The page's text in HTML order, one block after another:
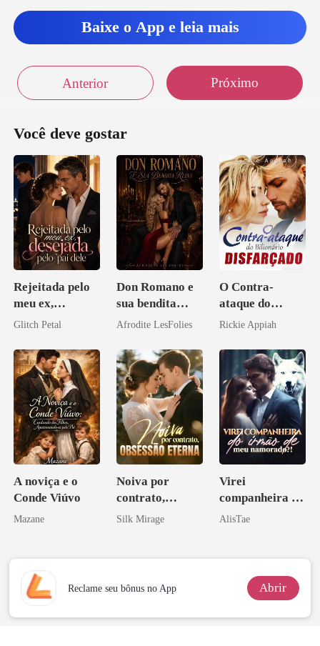
Baixe o App e leia mais
Anterior Próximo
Você deve gostar
Rejeitada pelo
meu ex,
desejada pelo
Glitch Petal
Don Romano e
sua bendita
ruína
Afrodite LesFolies
O Contra-
ataque do
Bilionário
Rickie Appiah
A noviça e o
Conde Viúvo
Mazane
Noiva por
contrato,
obsessão eterna
Silk Mirage
Virei
companheira do
irmão de meu
AlisTae
Reclame seu bônus no App Abrir